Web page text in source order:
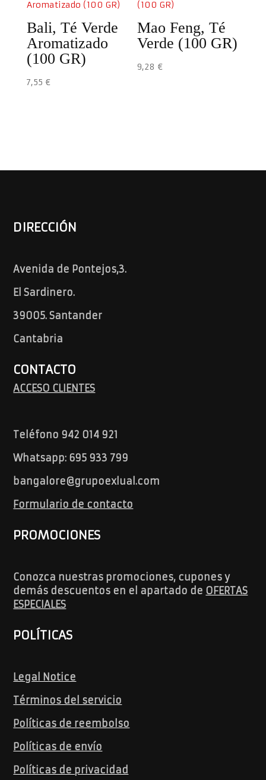
Bali, Té Verde
Aromatizado
(100 GR)
7,55 €
Mao Feng, Té
Verde (100 GR)
9,28€
DIRECCIÓN
Avenida de Pontejos,3.
El Sardinero.
39005. Santander
Cantabria
CONTACTO
ACCESO CLIENTES
Teléfono 942 014 921
Whatsapp: 695 933 799
bangalore@grupoexlual.com
Formulario de contacto
PROMOCIONES
Conozca nuestras promociones, cupones y
demás descuentos en el apartado de OFERTAS
ESPECIALES
POLÍTICAS
Legal Notice
Términos del servicio
Políticas de reembolso
Políticas de envío
Políticas de privacidad